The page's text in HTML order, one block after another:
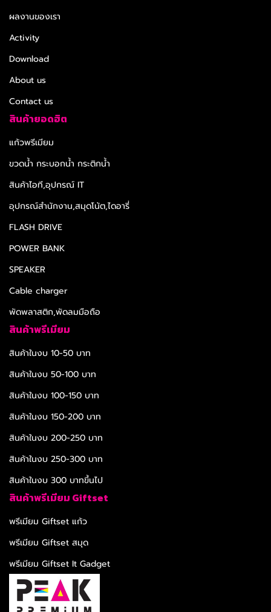
ผลงานของเรา
Activity
Download
About us
Contact us
สินค้ายอดฮิต
แก้วพรีเมียม
ขวดน้ำ กระบอกน้ำ กระติกน้ำ
สินค้าไอที,อุปกรณ์ IT
อุปกรณ์สำนักงาน,สมุดโน้ต,ไดอารี่
FLASH DRIVE
POWER BANK
SPEAKER
Cable charger
พัดพลาสติก,พัดลมมือถือ
สินค้าพรีเมียม
สินค้าในงบ 10-50 บาท
สินค้าในงบ 50-100 บาท
สินค้าในงบ 100-150 บาท
สินค้าในงบ 150-200 บาท
สินค้าในงบ 200-250 บาท
สินค้าในงบ 250-300 บาท
สินค้าในงบ 300 บาทขึ้นไป
สินค้าพรีเมียม Giftset
พรีเมียม Giftset แก้ว
พรีเมียม Giftset สมุด
พรีเมียม Giftset It Gadget